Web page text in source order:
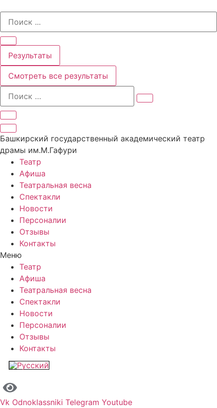
содержимому
Search
Результаты
Смотреть все результаты
Башкирский государственный академический театр
драмы им.М.Гафури
Театр
Афиша
Театральная весна
Спектакли
Новости
Персоналии
Отзывы
Контакты
Меню
Театр
Афиша
Театральная весна
Спектакли
Новости
Персоналии
Отзывы
Контакты
Vk Odnoklassniki Telegram Youtube